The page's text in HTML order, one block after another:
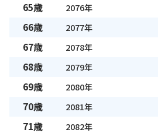
65歳 2076年
66歳 2077年
67歳 2078年
68歳 2079年
69歳 2080年
70歳 2081年
71歳 2082年